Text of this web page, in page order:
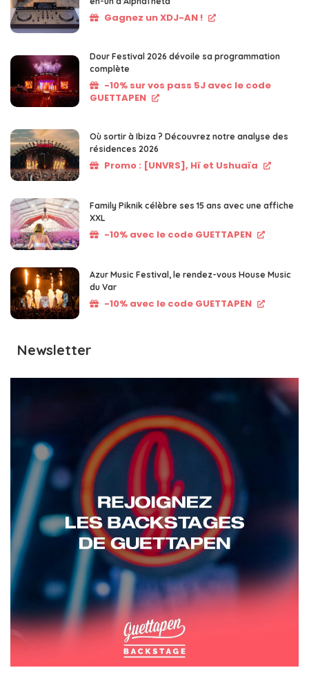
Gagnez un XDJ-AN !
Dour Festival 2026 dévoile sa programmation
complète
-10% sur vos pass 5J avec le code
GUETTAPEN
Où sortir à Ibiza ? Découvrez notre analyse des
résidences 2026
Promo : [UNVRS], Hï et Ushuaïa
Family Piknik célèbre ses 15 ans avec une affiche
XXL
-10% avec le code GUETTAPEN
Azur Music Festival, le rendez-vous House Music
du Var
-10% avec le code GUETTAPEN
Newsletter